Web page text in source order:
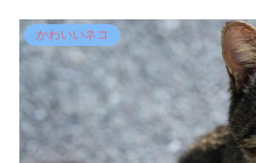
かわいいネコ